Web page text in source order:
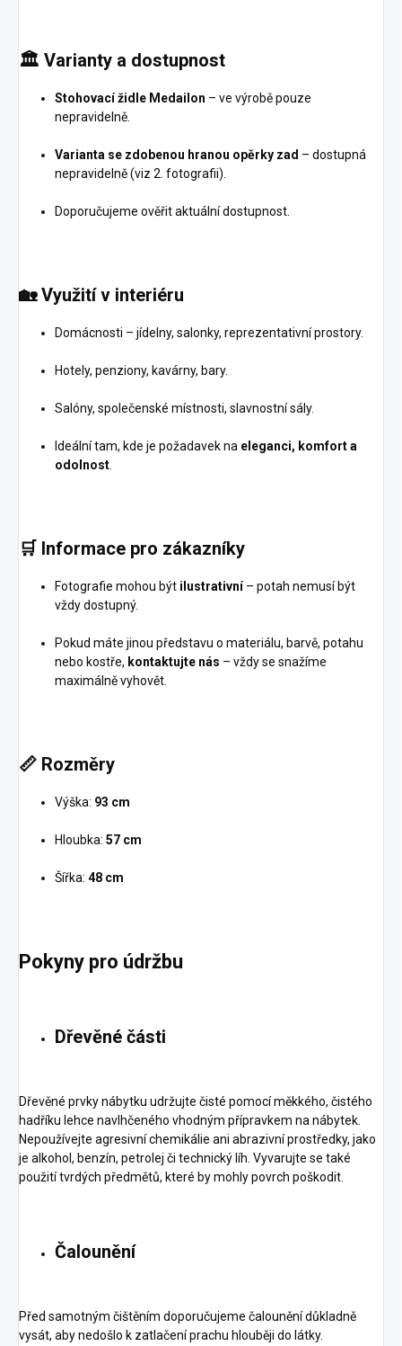
🏛️ Varianty a dostupnost
Stohovací židle Medailon – ve výrobě pouze
nepravidelně.
Varianta se zdobenou hranou opěrky zad – dostupná
nepravidelně (viz 2. fotografii).
Doporučujeme ověřit aktuální dostupnost.
🏡Využití v interiéru
Domácnosti – jídelny, salonky, reprezentativní prostory.
Hotely, penziony, kavárny, bary.
Salóny, společenské místnosti, slavnostní sály.
Ideální tam, kde je požadavek na eleganci, komfort a
odolnost.
🛒 Informace pro zákazníky
Fotografie mohou být ilustrativní– potah nemusí být
vždy dostupný.
Pokud máte jinou představu o materiálu, barvě, potahu
nebo kostře, kontaktujte nás – vždy se snažíme
maximálně vyhovět.
📏 Rozměry
Výška: 93 cm
Hloubka: 57 cm
Šířka: 48 cm
Pokyny pro údržbu
Dřevěné části
Dřevěné prvky nábytku udržujte čisté pomocí měkkého, čistého
hadříku lehce navlhčeného vhodným přípravkem na nábytek.
Nepoužívejte agresivní chemikálie ani abrazivní prostředky, jako
je alkohol, benzín, petrolej či technický líh. Vyvarujte se také
použití tvrdých předmětů, které by mohly povrch poškodit.
Čalounění
Před samotným čištěním doporučujeme čalounění důkladně
vysát, aby nedošlo k zatlačení prachu hlouběji do látky.